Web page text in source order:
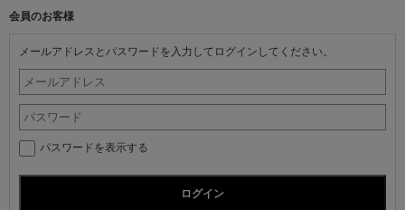
会員のお客様
メールアドレスとパスワードを入力してログインしてください。
パスワードを表示する